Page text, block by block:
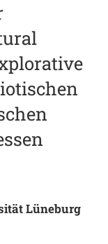
Lüneburg